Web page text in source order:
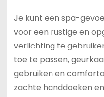
Je kunt een spa-
voor een rustige en
verlichting te
toe te passen,
gebruiken en
zachte handdoeken